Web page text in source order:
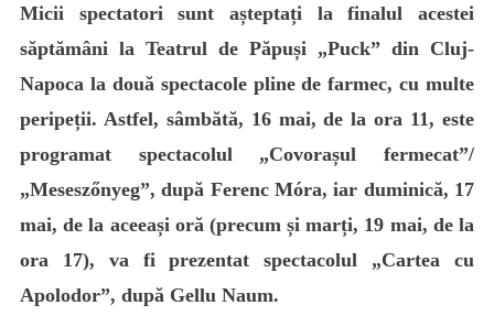
cu
Apolodor”,
Teatrul
de
Micii spectatori sunt așteptați la finalul acestei
săptămâni la Teatrul de Păpuși „Puck” din Cluj-
Napoca la două spectacole pline de farmec, cu multe
peripeții. Astfel, sâmbătă, 16 mai, de la ora 11, este
programat spectacolul „Covorașul fermecat”/
„Meseszőnyeg”, după Ferenc Móra, iar duminică, 17
mai, de la aceeași oră (precum și marți, 19 mai, de la
ora 17), va fi prezentat spectacolul „Cartea cu
Apolodor”, după Gellu Naum.